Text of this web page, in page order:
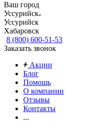
Ваш город
Уссурийск
Уссурийск
Хабаровск
8 (800) 600-51-53
Заказать звонок
Акции
Блог
Помощь
О компании
Отзывы
Контакты
...